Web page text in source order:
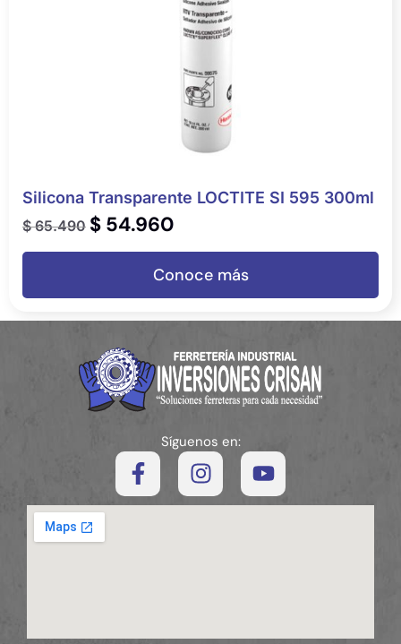
Silicona Transparente LOCTITE SI 595 300ml
$65.490 $ 54.960
Conoce más
Síguenos en: